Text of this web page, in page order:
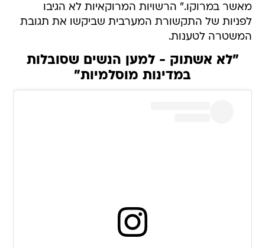
מאשר במרוקו." הרשויות המרוקאיות לא הגיבו
לפניות של התקשורת המערבית שביקשו את תגובת
המשטרה לטענות.
"לא אשתוק - למען הנשים שסובלות
במדינות מוסלמיות"